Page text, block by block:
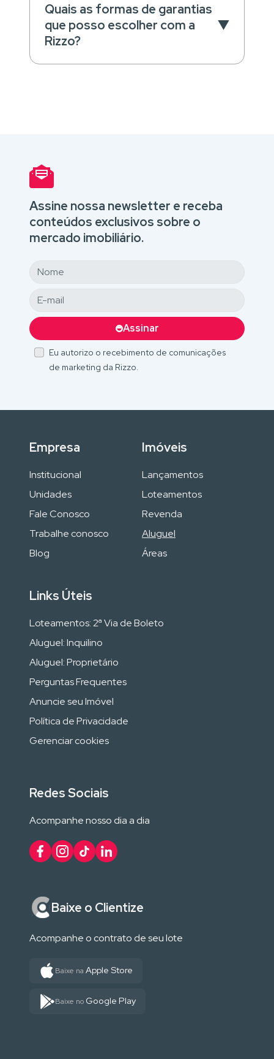
Quais as formas de garantias
que posso escolher com a
Rizzo?
Assine nossa newsletter e receba
conteúdos exclusivos sobre o
mercado imobiliário.
Assinar
Eu autorizo o recebimento de comunicações
de marketing da Rizzo.
Empresa
Institucional
Unidades
Fale Conosco
Trabalhe conosco
Blog
Imóveis
Lançamentos
Loteamentos
Revenda
Aluguel
Áreas
Links Úteis
Loteamentos: 2ª Via de Boleto
Aluguel: Inquilino
Aluguel: Proprietário
Perguntas Frequentes
Anuncie seu Imóvel
Política de Privacidade
Gerenciar cookies
Redes Sociais
Acompanhe nosso dia a dia
Baixe o Clientize
Acompanhe o contrato de seu lote
Baixe na Apple Store
Baixe no Google Play